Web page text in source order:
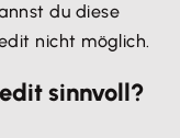
du diese
nicht möglich.
sinnvoll?